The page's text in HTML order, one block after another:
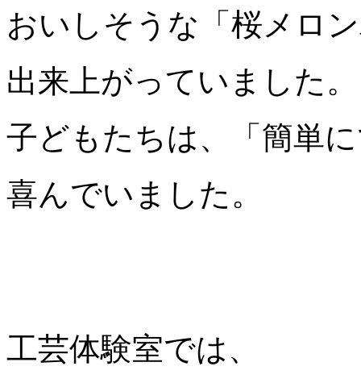
おいしそうな「桜メロ
出来上がっていました。
子どもたちは、「簡単
喜んでいました。
工芸体験室では、